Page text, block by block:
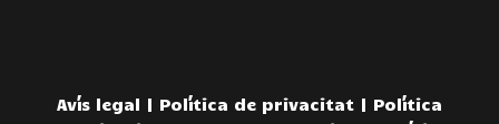
Avís legal | Política de privacitat| Política